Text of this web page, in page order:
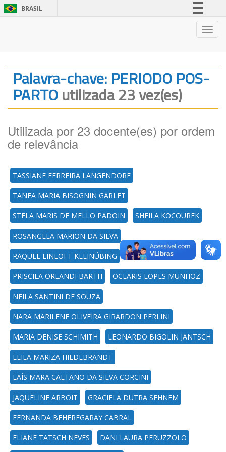
BRASIL
Legislação
Canais
Palavra-chave: PERIODO POS-
PARTOutilizada 23 vez(es)
Utilizada por 23 docente(es) por ordem
de relevância
TASSIANE FERREIRA LANGENDORF
TANEA MARIA BISOGNIN GARLET
STELA MARIS DE MELLO PADOIN SHEILA KOCOUREK
ROSANGELA MARION DA SILVA
RAQUEL EINLOFT KLEINÜBING
PRISCILA ORLANDI BARTH OCLARIS LOPES MUNHOZ
NEILA SANTINI DE SOUZA
NARA MARILENE OLIVEIRA GIRARDON PERLINI
MARIA DENISE SCHIMITH LEONARDO BIGOLIN JANTSCH
LEILA MARIZA HILDEBRANDT
LAÍS MARA CAETANO DA SILVA CORCINI
JAQUELINE ARBOIT GRACIELA DUTRA SEHNEM
FERNANDA BEHEREGARAY CABRAL
ELIANE TATSCH NEVES DANI LAURA PERUZZOLO